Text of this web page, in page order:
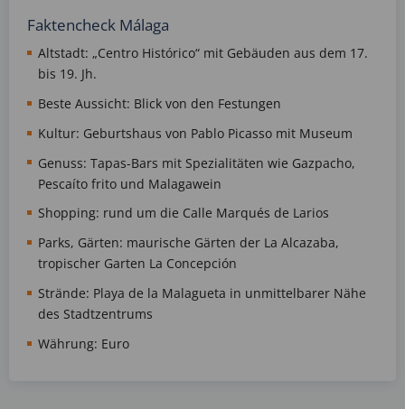
Faktencheck Málaga
Altstadt: „Centro Histórico“ mit Gebäuden aus dem 17.
bis 19. Jh.
Beste Aussicht: Blick von den Festungen
Kultur: Geburtshaus von Pablo Picasso mit Museum
Genuss: Tapas-Bars mit Spezialitäten wie Gazpacho,
Pescaíto frito und Malagawein
Shopping: rund um die Calle Marqués de Larios
Parks, Gärten: maurische Gärten der La Alcazaba,
tropischer Garten La Concepción
Strände: Playa de la Malagueta in unmittelbarer Nähe
des Stadtzentrums
Währung: Euro